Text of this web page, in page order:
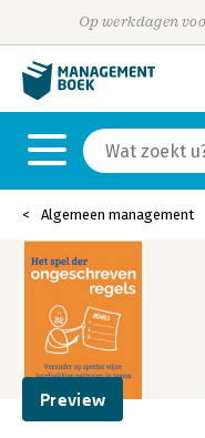
Op werkdagen
Algemeen management
Preview